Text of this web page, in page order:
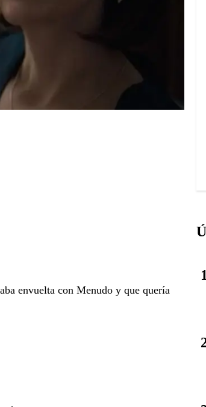
envuelta con Menudo y que quería